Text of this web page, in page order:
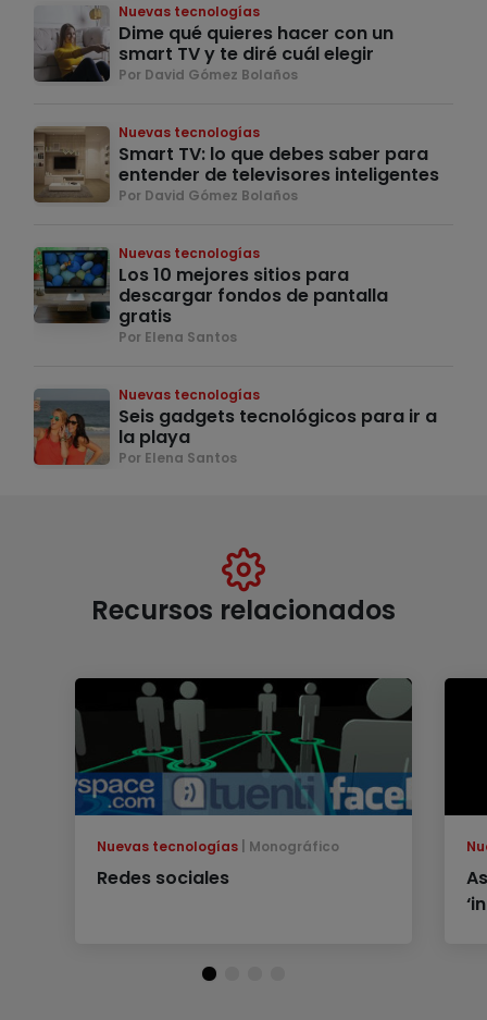
Nuevas tecnologías
Dime qué quieres hacer con un
smart TV y te diré cuál elegir
Por David Gómez Bolaños
Nuevas tecnologías
Smart TV: lo que debes saber para
entender de televisores inteligentes
Por David Gómez Bolaños
Nuevas tecnologías
Los 10 mejores sitios para
descargar fondos de pantalla
gratis
Por Elena Santos
Nuevas tecnologías
Seis gadgets tecnológicos para ir a
la playa
Por Elena Santos
Recursos relacionados
Nuevas tecnologías Monográfico
Redes sociales